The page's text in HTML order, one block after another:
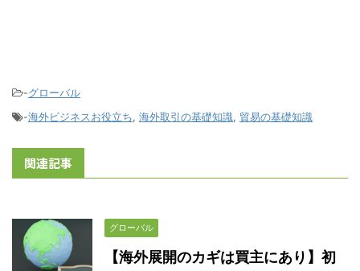
-グローバル
-海外ビジネスお役立ち, 海外取引の基礎知識, 貿易の基礎知識
関連記事
グローバル
【海外展開のカギは買主にあり】初